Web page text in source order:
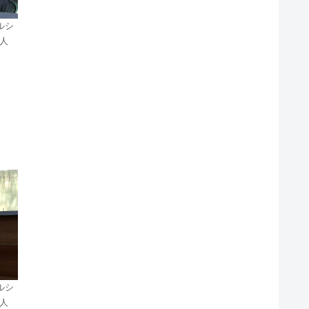
シ
シ